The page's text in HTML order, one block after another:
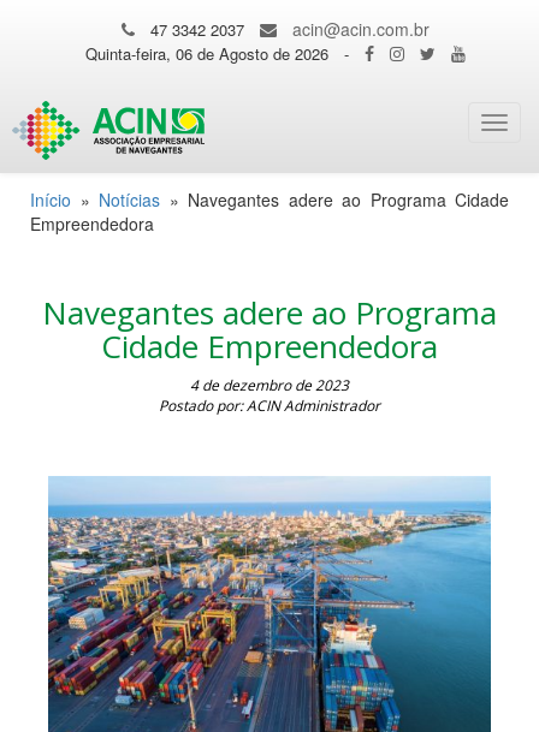
47 3342 2037 acin@acin.com.br
Quinta-feira, 06 de Agosto de 2026 -
Início » Notícias » Navegantes adere ao Programa Cidade
Empreendedora
Navegantes adere ao Programa
Cidade Empreendedora
4 de dezembro de 2023
Postado por: ACIN Administrador